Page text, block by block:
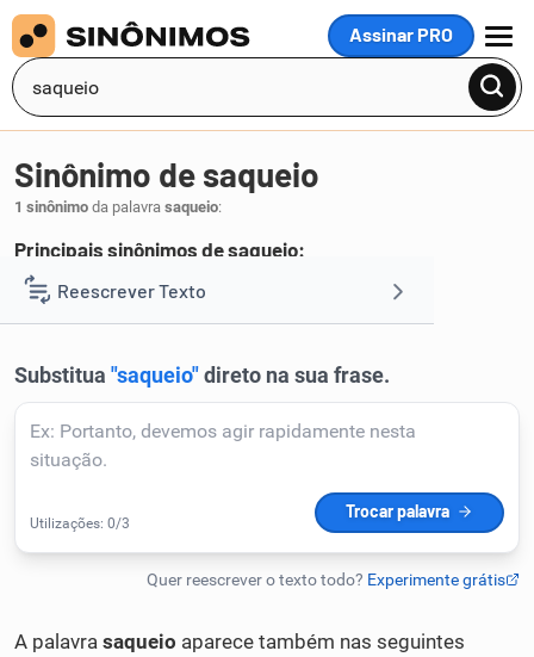
Assinar PRO
MENU
Reescrever Texto
Corrigir Texto
Humanizador de IA
Sinônimo de saqueio
1 sinônimo da palavra saqueio:
Principais sinônimos de saqueio:
1 saque.
A palavra saqueio aparece também nas seguintes